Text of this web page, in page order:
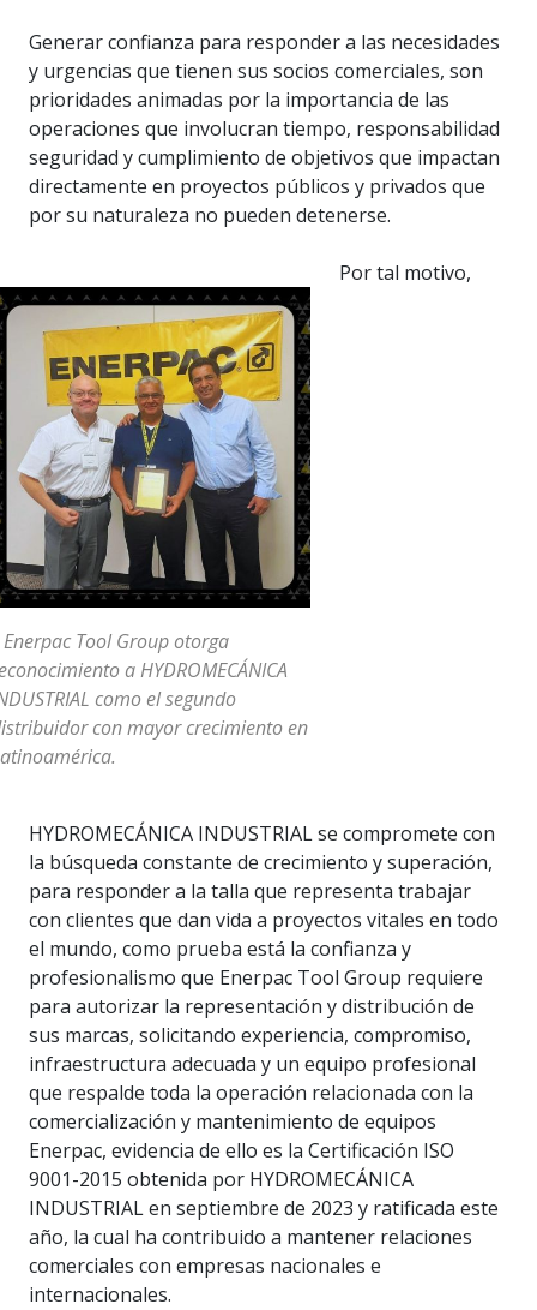
Generar confianza para responder a las necesidades
y urgencias que tienen sus socios comerciales, son
prioridades animadas por la importancia de las
operaciones que involucran tiempo, responsabilidad
seguridad y cumplimiento de objetivos que impactan
directamente en proyectos públicos y privados que
por su naturaleza no pueden detenerse.
Enerpac Tool Group otorga
a HYDROMECÁNICA
como el segundo
con mayor crecimiento en
Por tal motivo,
HYDROMECÁNICA INDUSTRIAL se compromete con
la búsqueda constante de crecimiento y superación,
para responder a la talla que representa trabajar
con clientes que dan vida a proyectos vitales en todo
el mundo, como prueba está la confianza y
profesionalismo que Enerpac Tool Group requiere
para autorizar la representación y distribución de
sus marcas, solicitando experiencia, compromiso,
infraestructura adecuada y un equipo profesional
que respalde toda la operación relacionada con la
comercialización y mantenimiento de equipos
Enerpac, evidencia de ello es la Certificación ISO
9001-2015 obtenida por HYDROMECÁNICA
INDUSTRIAL en septiembre de 2023 y ratificada este
año, la cual ha contribuido a mantener relaciones
comerciales con empresas nacionales e
internacionales.